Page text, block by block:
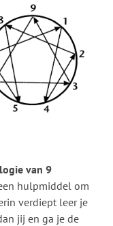
van 9
hulpmiddel om
verdiept leer je
jij en ga je de